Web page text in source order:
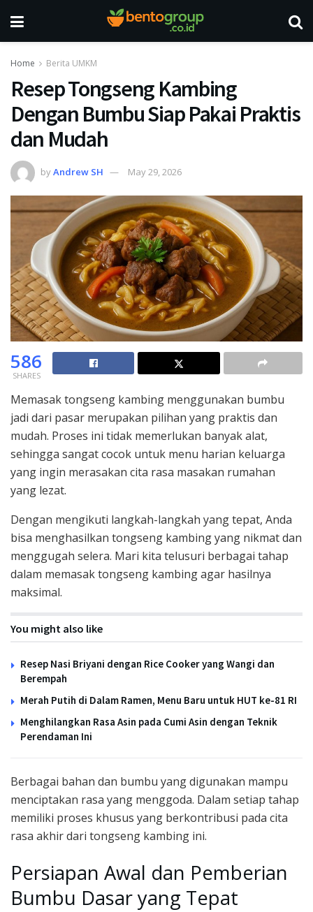
Home Berita UMKM
Resep Tongseng Kambing
Dengan Bumbu Siap Pakai Praktis
dan Mudah
byAndrew SH May 29, 2026
586
SHARES
Memasak tongseng kambing menggunakan bumbu
jadi dari pasar merupakan pilihan yang praktis dan
mudah. Proses ini tidak memerlukan banyak alat,
sehingga sangat cocok untuk menu harian keluarga
yang ingin merasakan cita rasa masakan rumahan
yang lezat.
Dengan mengikuti langkah-langkah yang tepat, Anda
bisa menghasilkan tongseng kambing yang nikmat dan
menggugah selera. Mari kita telusuri berbagai tahap
dalam memasak tongseng kambing agar hasilnya
maksimal.
You might also like
Resep Nasi Briyani dengan Rice Cooker yang Wangi dan
Berempah
Merah Putih di Dalam Ramen, Menu Baru untuk HUT ke-81 RI
Menghilangkan Rasa Asin pada Cumi Asin dengan Teknik
Perendaman Ini
Berbagai bahan dan bumbu yang digunakan mampu
menciptakan rasa yang menggoda. Dalam setiap tahap
memiliki proses khusus yang berkontribusi pada cita
rasa akhir dari tongseng kambing ini.
Persiapan Awal dan Pemberian
Bumbu Dasar yang Tepat